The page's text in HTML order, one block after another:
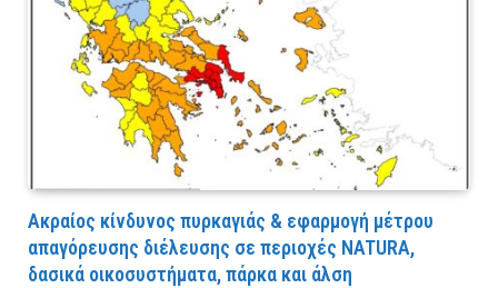
Ακραίος κίνδυνος πυρκαγιάς & εφαρμογή μέτρου
απαγόρευσης διέλευσης σε περιοχές NATURA,
δασικά οικοσυστήματα, πάρκα και άλση